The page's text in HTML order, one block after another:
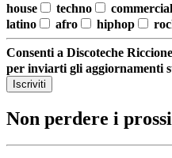
house techno
latino
afro hiphop
Consenti a Discoteche
per inviarti gli aggiornamenti
Iscriviti
Non perdere i